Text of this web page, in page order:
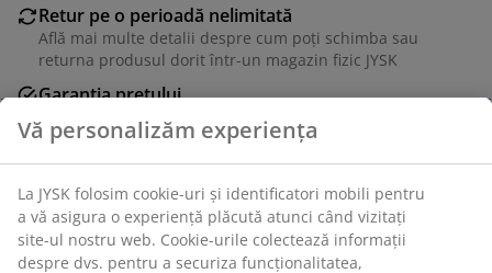
Retur pe o perioadă nelimitată
Află mai multe detalii despre cum poți schimba sau
returna produsul dorit într-un magazin fizic JYSK
Garanția prețului
Beneficiezi de garanția prețului pe o perioadă de 30 de
zile
Opțiuni flexibile de livrare
Alege varianta de livrare care ți se potrivește cel mai
bine
Vă personalizăm experiența